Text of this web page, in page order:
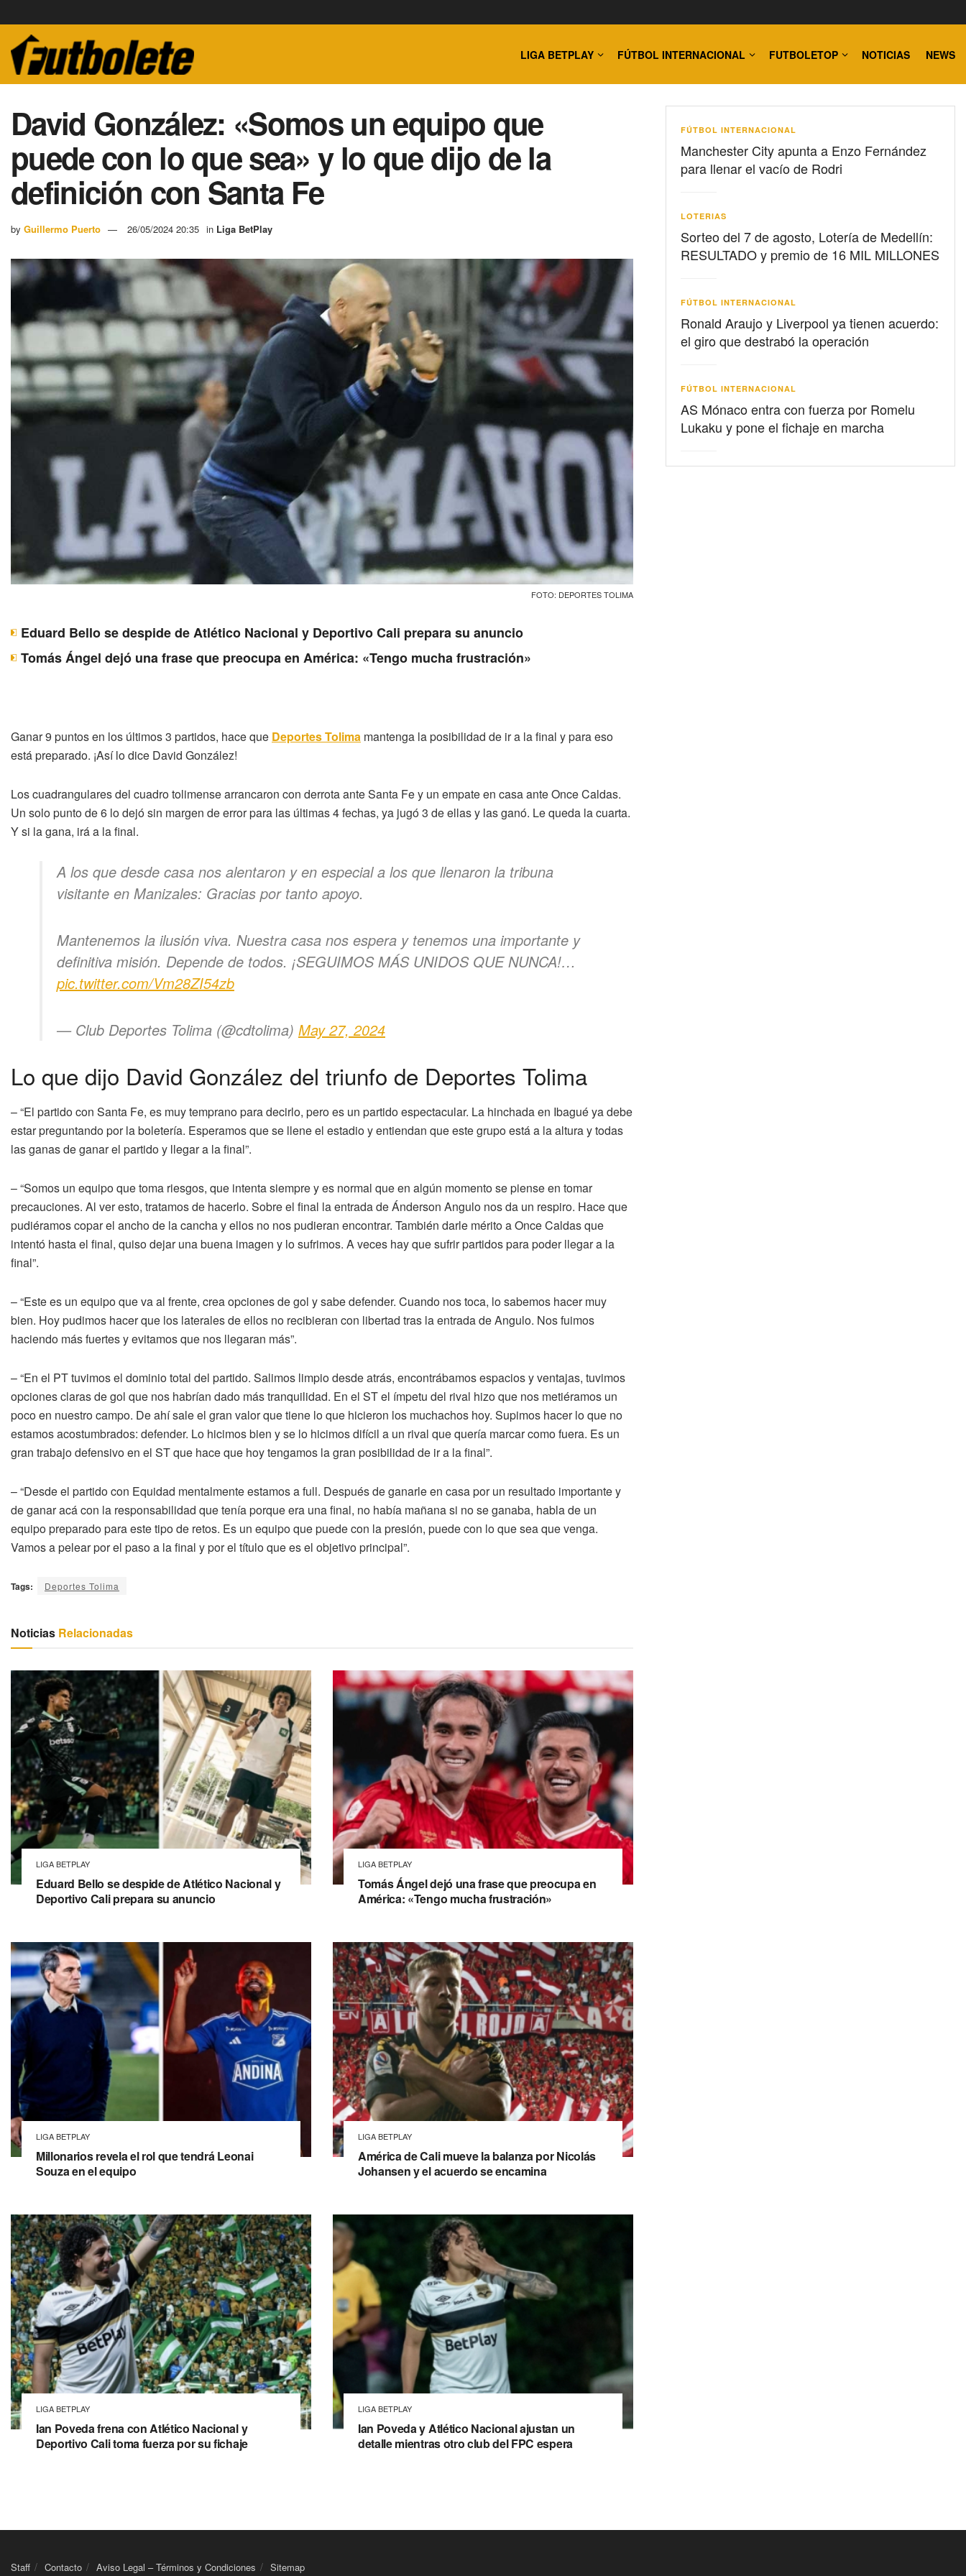
LIGA BETPLAY FÚTBOL INTERNACIONAL FUTBOLETOP NOTICIAS NEWS
David González: «Somos un equipo que
puede con lo que sea» y lo que dijo de la
definición con Santa Fe
by Guillermo Puerto 26/05/2024 20:35 in Liga BetPlay
FOTO: DEPORTES TOLIMA
Eduard Bello se despide de Atlético Nacional y Deportivo Cali prepara su anuncio
Tomás Ángel dejó una frase que preocupa en América: «Tengo mucha frustración»
Ganar 9 puntos en los últimos 3 partidos, hace que Deportes Tolima mantenga la posibilidad de ir a la final y para eso
está preparado. ¡Así lo dice David González!
Los cuadrangulares del cuadro tolimense arrancaron con derrota ante Santa Fe y un empate en casa ante Once Caldas.
Un solo punto de 6 lo dejó sin margen de error para las últimas 4 fechas, ya jugó 3 de ellas y las ganó. Le queda la cuarta.
Y si la gana, irá a la final.
A los que desde casa nos alentaron y en especial a los que llenaron la tribuna
visitante en Manizales: Gracias por tanto apoyo.
Mantenemos la ilusión viva. Nuestra casa nos espera y tenemos una importante y
definitiva misión. Depende de todos. ¡SEGUIMOS MÁS UNIDOS QUE NUNCA!…
pic.twitter.com/Vm28ZI54zb
— Club Deportes Tolima (@cdtolima) May 27, 2024
Lo que dijo David González del triunfo de Deportes Tolima
– “El partido con Santa Fe, es muy temprano para decirlo, pero es un partido espectacular. La hinchada en Ibagué ya debe
estar preguntando por la boletería. Esperamos que se llene el estadio y entiendan que este grupo está a la altura y todas
las ganas de ganar el partido y llegar a la final”.
– “Somos un equipo que toma riesgos, que intenta siempre y es normal que en algún momento se piense en tomar
precauciones. Al ver esto, tratamos de hacerlo. Sobre el final la entrada de Ánderson Angulo nos da un respiro. Hace que
pudiéramos copar el ancho de la cancha y ellos no nos pudieran encontrar. También darle mérito a Once Caldas que
intentó hasta el final, quiso dejar una buena imagen y lo sufrimos. A veces hay que sufrir partidos para poder llegar a la
final”.
– “Este es un equipo que va al frente, crea opciones de gol y sabe defender. Cuando nos toca, lo sabemos hacer muy
bien. Hoy pudimos hacer que los laterales de ellos no recibieran con libertad tras la entrada de Angulo. Nos fuimos
haciendo más fuertes y evitamos que nos llegaran más”.
– “En el PT tuvimos el dominio total del partido. Salimos limpio desde atrás, encontrábamos espacios y ventajas, tuvimos
opciones claras de gol que nos habrían dado más tranquilidad. En el ST el ímpetu del rival hizo que nos metiéramos un
poco en nuestro campo. De ahí sale el gran valor que tiene lo que hicieron los muchachos hoy. Supimos hacer lo que no
estamos acostumbrados: defender. Lo hicimos bien y se lo hicimos difícil a un rival que quería marcar como fuera. Es un
gran trabajo defensivo en el ST que hace que hoy tengamos la gran posibilidad de ir a la final”.
– “Desde el partido con Equidad mentalmente estamos a full. Después de ganarle en casa por un resultado importante y
de ganar acá con la responsabilidad que tenía porque era una final, no había mañana si no se ganaba, habla de un
equipo preparado para este tipo de retos. Es un equipo que puede con la presión, puede con lo que sea que venga.
Vamos a pelear por el paso a la final y por el título que es el objetivo principal”.
Tags: Deportes Tolima
Noticias Relacionadas
LIGA BETPLAY
Eduard Bello se despide de Atlético Nacional y
Deportivo Cali prepara su anuncio
LIGA BETPLAY
Tomás Ángel dejó una frase que preocupa en
América: «Tengo mucha frustración»
LIGA BETPLAY
Millonarios revela el rol que tendrá Leonai
Souza en el equipo
LIGA BETPLAY
América de Cali mueve la balanza por Nicolás
Johansen y el acuerdo se encamina
LIGA BETPLAY
Ian Poveda frena con Atlético Nacional y
Deportivo Cali toma fuerza por su fichaje
LIGA BETPLAY
Ian Poveda y Atlético Nacional ajustan un
detalle mientras otro club del FPC espera
FÚTBOL INTERNACIONAL
Manchester City apunta a Enzo Fernández
para llenar el vacío de Rodri
LOTERIAS
Sorteo del 7 de agosto, Lotería de Medellín:
RESULTADO y premio de 16 MIL MILLONES
FÚTBOL INTERNACIONAL
Ronald Araujo y Liverpool ya tienen acuerdo:
el giro que destrabó la operación
FÚTBOL INTERNACIONAL
AS Mónaco entra con fuerza por Romelu
Lukaku y pone el fichaje en marcha
Staff Contacto Aviso Legal – Términos y Condiciones Sitemap